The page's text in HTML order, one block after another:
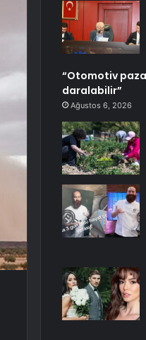
“Otomotiv
daralabilir”
Ağustos 6, 2026